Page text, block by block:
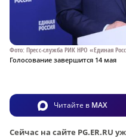
Фото: Пресс-служба РИК НРО «Единая
Голосование завершится 14 мая
Читайте в MAX
Сейчас на сайте PG.ER.RU